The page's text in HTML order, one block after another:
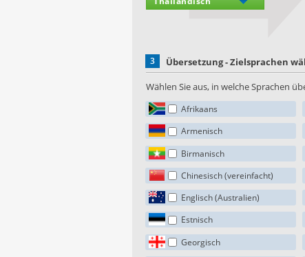
3
Übersetzung - Zielsprachen
Wählen Sie aus, in welche Sprachen
Afrikaans
Armenisch
Birmanisch
Chinesisch (vereinfacht)
Englisch (Australien)
Estnisch
Georgisch